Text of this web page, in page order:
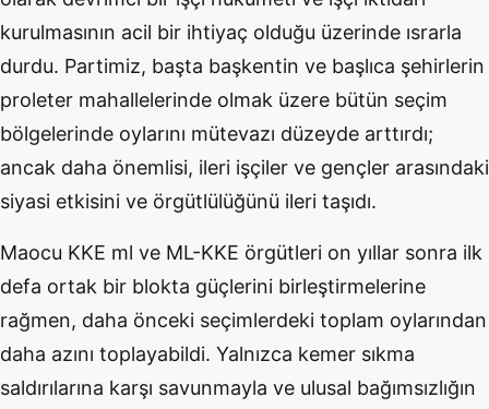
kurulmasının acil bir ihtiyaç olduğu üzerinde ısrarla
durdu. Partimiz, başta başkentin ve başlıca şehirlerin
proleter mahallelerinde olmak üzere bütün seçim
bölgelerinde oylarını mütevazı düzeyde arttırdı;
ancak daha önemlisi, ileri işçiler ve gençler arasındaki
siyasi etkisini ve örgütlülüğünü ileri taşıdı.
Maocu KKE ml ve ML-KKE örgütleri on yıllar sonra ilk
defa ortak bir blokta güçlerini birleştirmelerine
rağmen, daha önceki seçimlerdeki toplam oylarından
daha azını toplayabildi. Yalnızca kemer sıkma
saldırılarına karşı savunmayla ve ulusal bağımsızlığın